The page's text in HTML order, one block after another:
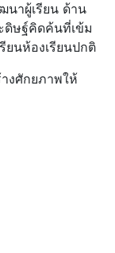
นาผู้เรียน ด้าน
ดิษฐ์คิดค้นที่เข้ม
นห้องเรียนปกติ
งศักยภาพให้